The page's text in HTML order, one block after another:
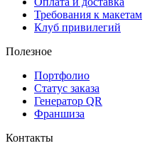
Требования к макетам
Клуб привилегий
Полезное
Портфолио
Статус заказа
Генератор QR
Франшиза
Контакты